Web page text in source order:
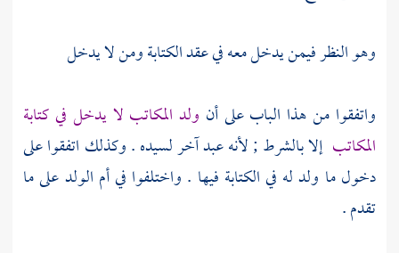
وهو النظر فيمن يدخل معه في عقد الكتابة ومن لا يدخل
واتفقوا من هذا الباب على أن ولد المكاتب لا يدخل في كتابة
المكاتب إلا بالشرط ; لأنه عبد آخر لسيده . وكذلك اتفقوا على
دخول ما ولد له في الكتابة فيها . واختلفوا في أم الولد على ما
تقدم .